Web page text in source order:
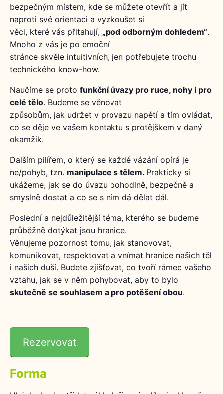
bezpečným místem, kde se můžete otevřít a jít
naproti své orientaci a vyzkoušet si
věci, které vás přitahují, „pod odborným dohledem“.
Mnoho z vás je po emoční
stránce skvěle intuitivních, jen potřebujete trochu
technického know-how.
Naučíme se proto funkční úvazy pro ruce, nohy i pro
celé tělo. Budeme se věnovat
způsobům, jak udržet v provazu napětí a tím ovládat,
co se děje ve vašem kontaktu s protějškem v daný
okamžik.
Dalším pilířem, o který se každé vázání opírá je
ne/pohyb, tzn. manipulace s tělem. Prakticky si
ukážeme, jak se do úvazu pohodlně, bezpečně a
smyslně dostat a co se s ním dá dělat dál.
Poslední a nejdůležitější téma, kterého se budeme
průběžně dotýkat jsou hranice.
Věnujeme pozornost tomu, jak stanovovat,
komunikovat, respektovat a vnímat hranice našich těl
i našich duší. Budete zjišťovat, co tvoří rámec vašeho
vztahu, jak se v něm pohybovat, aby to bylo
skutečně se souhlasem a pro potěšení obou.
Rezervovat
Forma